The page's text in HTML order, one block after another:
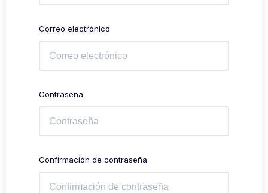
Correo electrónico
Contraseña
Confirmación de contraseña